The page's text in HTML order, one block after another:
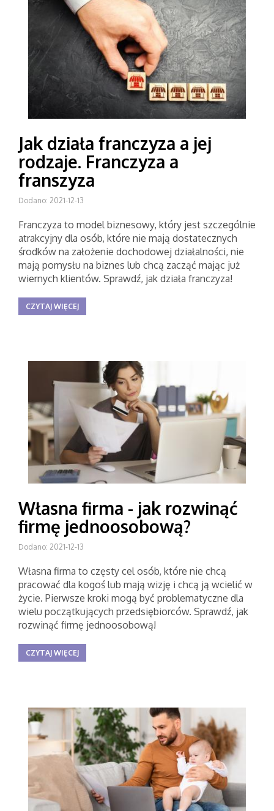
Jak działa franczyza a jej
rodzaje. Franczyza a
franszyza
Dodano: 2021-12-13
Franczyza to model biznesowy, który jest szczególnie
atrakcyjny dla osób, które nie mają dostatecznych
środków na założenie dochodowej działalności, nie
mają pomysłu na biznes lub chcą zacząć mając już
wiernych klientów. Sprawdź, jak działa franczyza!
CZYTAJ WIĘCEJ
Własna firma - jak rozwinąć
firmę jednoosobową?
Dodano: 2021-12-13
Własna firma to częsty cel osób, które nie chcą
pracować dla kogoś lub mają wizję i chcą ją wcielić w
życie. Pierwsze kroki mogą być problematyczne dla
wielu początkujących przedsiębiorców. Sprawdź, jak
rozwinąć firmę jednoosobową!
CZYTAJ WIĘCEJ